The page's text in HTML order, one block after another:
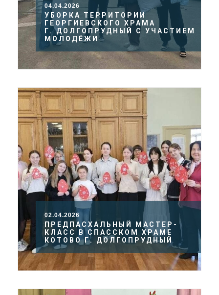
04.04.2026
УБОРКА ТЕРРИТОРИИ
ГЕОРГИЕВСКОГО ХРАМА
Г. ДОЛГОПРУДНЫЙ С УЧАСТИЕМ
МОЛОДЁЖИ
02.04.2026
ПРЕДПАСХАЛЬНЫЙ МАСТЕР-
КЛАСС В СПАССКОМ ХРАМЕ
КОТОВО Г. ДОЛГОПРУДНЫЙ